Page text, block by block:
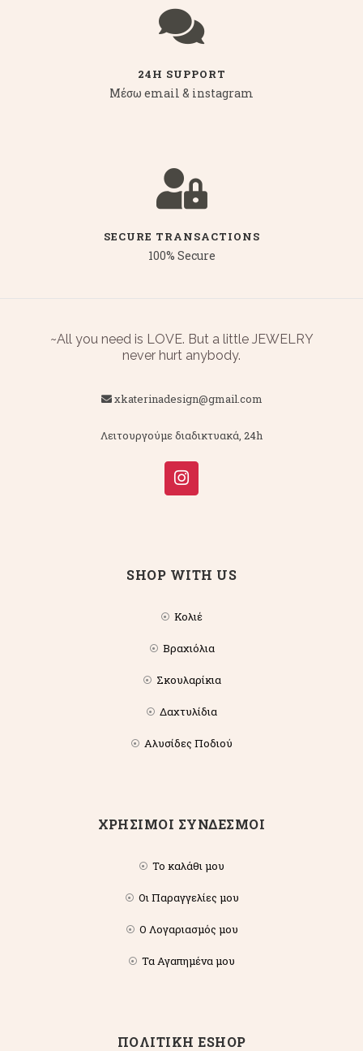
24H SUPPORT
Μέσω email & instagram
SECURE TRANSACTIONS
100% Secure
~All you need is LOVE. But a little JEWELRY
never hurt anybody.
xkaterinadesign@gmail.com
Λειτουργούμε διαδικτυακά, 24h
SHOP WITH US
Κολιέ
Βραχιόλια
Σκουλαρίκια
Δαχτυλίδια
Αλυσίδες Ποδιού
ΧΡΗΣΙΜΟΙ ΣΥΝΔΕΣΜΟΙ
Το καλάθι μου
Οι Παραγγελίες μου
Ο Λογαριασμός μου
Τα Αγαπημένα μου
ΠΟΛΙΤΙΚΗ ESHOP